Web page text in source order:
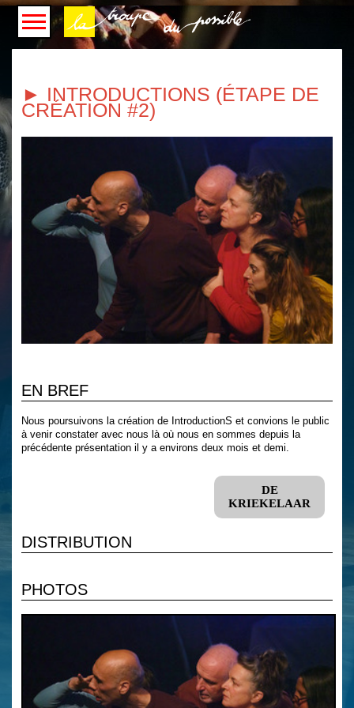
► INTRODUCTIONS (ÉTAPE DE
CRÉATION #2)
EN BREF
Nous poursuivons la création de IntroductionS et convions le public
à venir constater avec nous là où nous en sommes depuis la
précédente présentation il y a environs deux mois et demi.
DE
KRIEKELAAR
DISTRIBUTION
PHOTOS